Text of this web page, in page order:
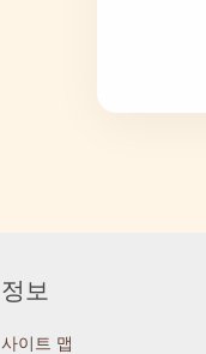
정보
사이트 맵